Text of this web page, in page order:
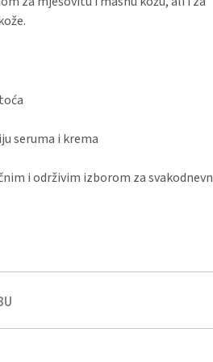
seruma i krema
i održivim izborom za
Panthenol, Ionic Silver
extract, Mallow (Althea officinalis)